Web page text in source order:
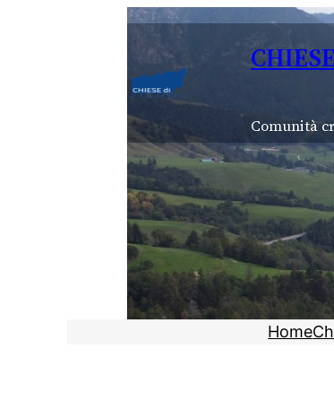
Comunità
Home